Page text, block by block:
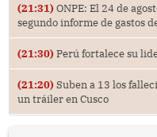
(21:31) ONPE: El 24 de
segundo informe de gastos
(21:30) Perú fortalece su
(21:20) Suben a 13 los
un tráiler en Cusco